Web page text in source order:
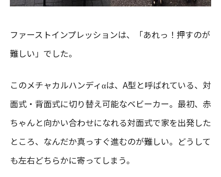
ファーストインプレッションは、「あれっ！押すのが
難しい」でした。
このメチャカルハンディαは、A型と呼ばれている、対
面式・背面式に切り替え可能なベビーカー。最初、赤
ちゃんと向かい合わせになれる対面式で家を出発した
ところ、なんだか真っすぐ進むのが難しい。どうして
も左右どちらかに寄ってしまう。